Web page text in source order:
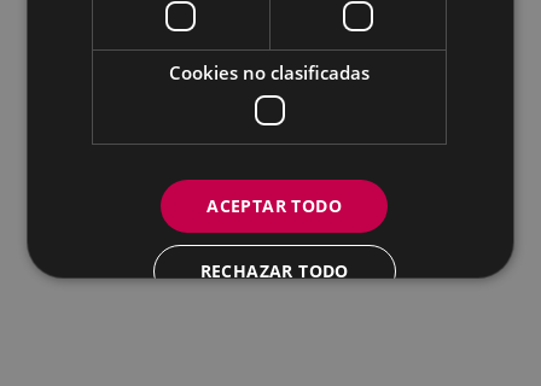
andretxea@eibar.eus
berdintasuna@eibar.eus
IFZ: P2003100A | DIR3 L01200300
Cookies no clasificadas
ACEPTAR TODO
RECHAZAR TODO